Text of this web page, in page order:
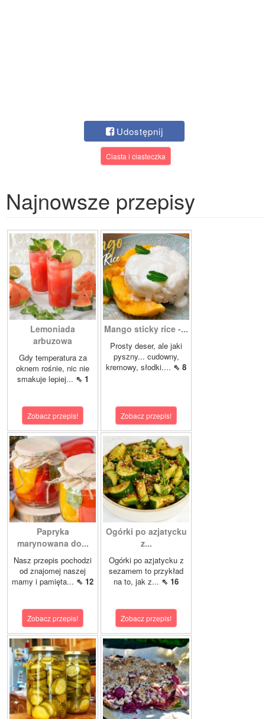
Udostępnij
Ciasta i ciasteczka
Najnowsze przepisy
Lemoniada
arbuzowa
Gdy temperatura za
oknem rośnie, nic nie
smakuje lepiej... ⇖ 1
Zobacz przepis!
Mango sticky rice -...
Prosty deser, ale jaki
pyszny... cudowny,
kremowy, słodki.... ⇖ 8
Zobacz przepis!
Papryka
marynowana do...
Nasz przepis pochodzi
od znajomej naszej
mamy i pamięta... ⇖ 12
Zobacz przepis!
Ogórki po azjatycku
z...
Ogórki po azjatycku z
sezamem to przykład
na to, jak z... ⇖ 16
Zobacz przepis!